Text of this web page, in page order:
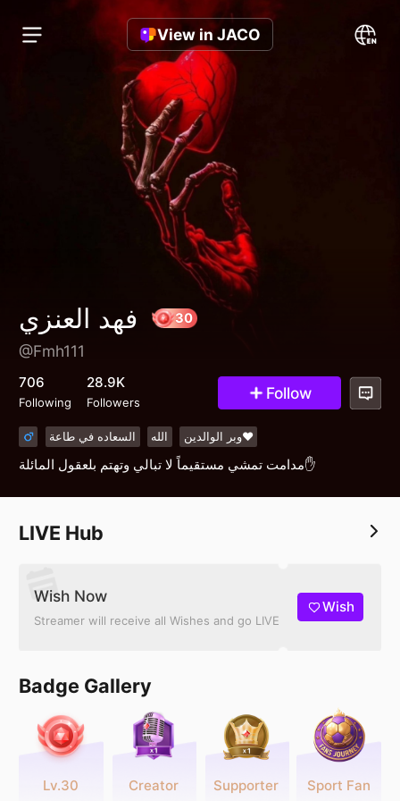
View in JACO
@Fmh111
706
Following
28.9K
Followers Follow
السعاده في طاعة الله وبر الوالدين❤️
مدامت تمشي مستقيماً لا تبالي وتهتم بلعقول المائلة✋
LIVE Hub
Wish Now
Streamer will receive all Wishes and go LIVE
Wish
Badge Gallery
Lv.30 Creator Supporter Sport Fan